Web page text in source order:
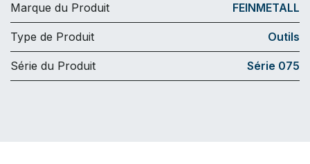
Marque du Produit FEINMETALL
Type de Produit Outils
Série du Produit Série 075